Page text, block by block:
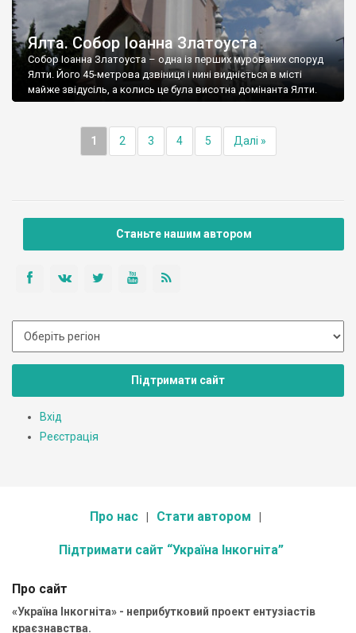
Ялта. Собор Іоанна Златоуста
Собор Іоанна Златоуста – одна із перших мурованих споруд
Ялти. Його 45-метрова дзвіниця і нині видніється в місті
майже звідусіль, а колись це була висотна домінанта Ялти.
1 2 3 4 5 Далі »
Станьте нашим автором
Підтримати сайт
Вхід
Реєстрація
Про нас Стати автором
Підтримати сайт “Україна Інкогніта”
Про сайт
«Україна Інкогніта» - неприбутковий проект ентузіастів
краєзнавства.